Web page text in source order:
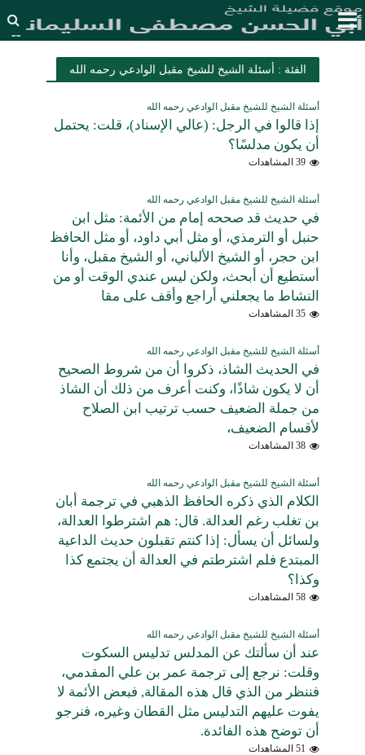
الفئة : أسئلة الشيخ للشيخ مقبل الوادعي رحمه الله
أسئلة الشيخ للشيخ مقبل الوادعي رحمه الله
إذا قالوا في الرجل: (عالي الإسناد)، قلت: يحتمل
أن يكون مدلسًا؟
39 المشاهدات
أسئلة الشيخ للشيخ مقبل الوادعي رحمه الله
في حديث قد صححه إمام من الأئمة: مثل ابن
حنبل أو الترمذي، أو مثل أبي داود، أو مثل الحافظ
ابن حجر، أو الشيخ الألباني، أو الشيخ مقبل، وأنا
أستطيع أن أبحث، ولكن ليس عندي الوقت أو من
النشاط ما يجعلني أراجع وأقف على مقا
35 المشاهدات
أسئلة الشيخ للشيخ مقبل الوادعي رحمه الله
في الحديث الشاذ، ذكروا أن من شروط الصحيح
أن لا يكون شاذًا، وكنت أعرف من ذلك أن الشاذ
من جملة الضعيف حسب ترتيب ابن الصلاح
لأقسام الضعيف،
38 المشاهدات
أسئلة الشيخ للشيخ مقبل الوادعي رحمه الله
الكلام الذي ذكره الحافظ الذهبي في ترجمة أبان
بن تغلب رغم العدالة. قال: هم اشترطوا العدالة،
ولسائل أن يسأل: إذا كنتم تقبلون حديث الداعية
المبتدع فلم اشترطتم في العدالة أن يجتمع كذا
وكذا؟
58 المشاهدات
أسئلة الشيخ للشيخ مقبل الوادعي رحمه الله
عند أن سألتك عن المدلس تدليس السكوت
وقلت: نرجع إلى ترجمة عمر بن علي المقدمي،
فننظر من الذي قال هذه المقالة, فبعض الأئمة لا
يفوت عليهم التدليس مثل القطان وغيره، فنرجو
أن توضح هذه الفائدة.
51 المشاهدات